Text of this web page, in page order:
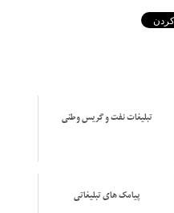
تبلیغات نفت و گریس وطنی
پیامک های تبلیغاتی